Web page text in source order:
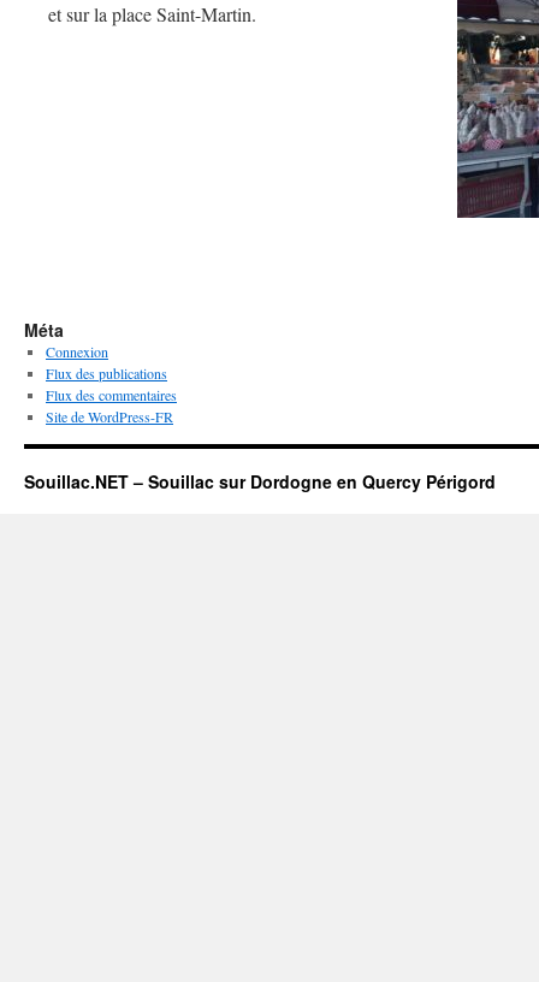
et sur la place Saint-Martin.
Méta
Connexion
Flux des publications
Flux des commentaires
Site de WordPress-FR
Souillac.NET – Souillac sur Dordogne en Quercy Périgord